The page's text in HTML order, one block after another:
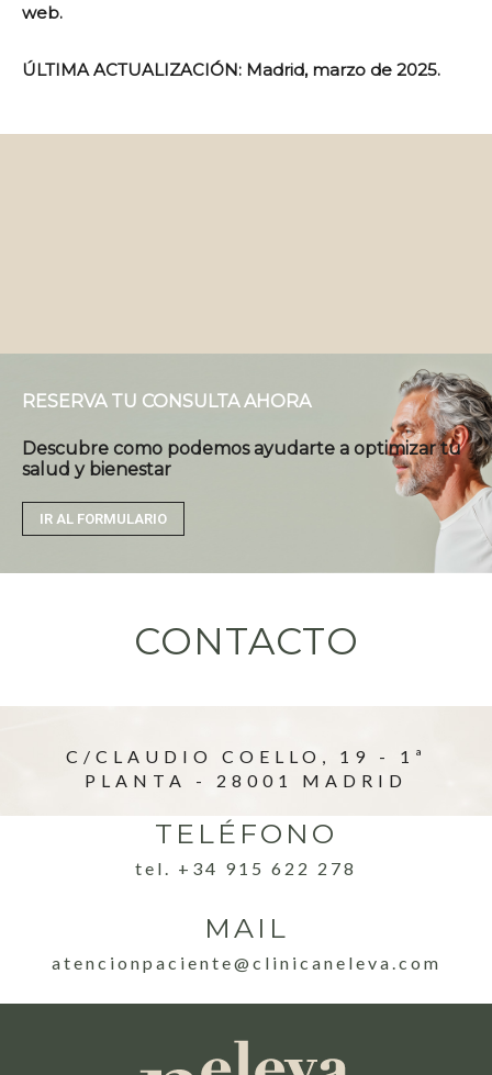
web.
ÚLTIMA ACTUALIZACIÓN: Madrid, marzo de 2025.
RESERVA TU CONSULTA AHORA
Descubre como podemos ayudarte a optimizar tu
salud y bienestar
IR AL FORMULARIO
CONTACTO
C/CLAUDIO COELLO, 19 - 1ª
PLANTA - 28001 MADRID
TELÉFONO
tel. +34 915 622 278
MAIL
atencionpaciente@clinicaneleva.com